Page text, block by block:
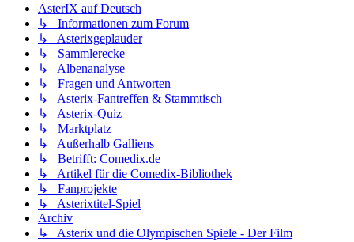
AsterIX auf Deutsch
↳ Informationen zum Forum
↳ Asterixgeplauder
↳ Sammlerecke
↳ Albenanalyse
↳ Fragen und Antworten
↳ Asterix-Fantreffen & Stammtisch
↳ Asterix-Quiz
↳ Marktplatz
↳ Außerhalb Galliens
↳ Betrifft: Comedix.de
↳ Artikel für die Comedix-Bibliothek
↳ Fanprojekte
↳ Asterixtitel-Spiel
Archiv
↳ Asterix und die Olympischen Spiele - Der Film